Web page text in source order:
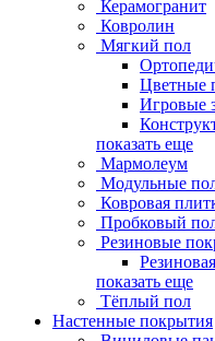
Керамогранит
Ковролин
Мягкий пол
Цветные
Игровые
показать еще
Мармолеум
Модульные
Ковровая
Пробковый
Резиновые
показать еще
Тёплый пол
Настенные покрытия